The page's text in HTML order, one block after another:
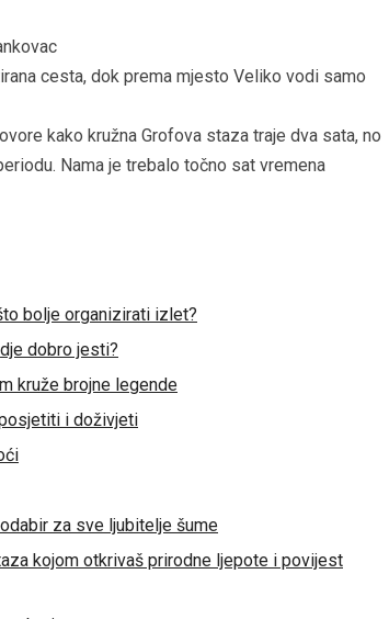
cesta, dok prema mjesto Veliko vodi samo
kako kružna Grofova staza traje dva sata, no
Nama je trebalo točno sat vremena
bolje organizirati izlet?
dobro jesti?
kruže brojne legende
i doživjeti
za sve ljubitelje šume
kojom otkrivaš prirodne ljepote i povijest